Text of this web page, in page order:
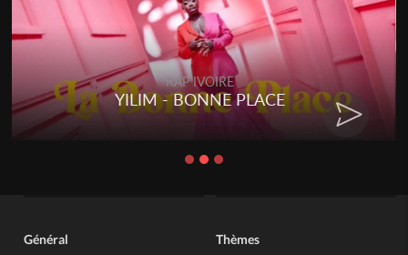
RAP IVOIRE
YILIM - BONNE PLACE
Général Thèmes